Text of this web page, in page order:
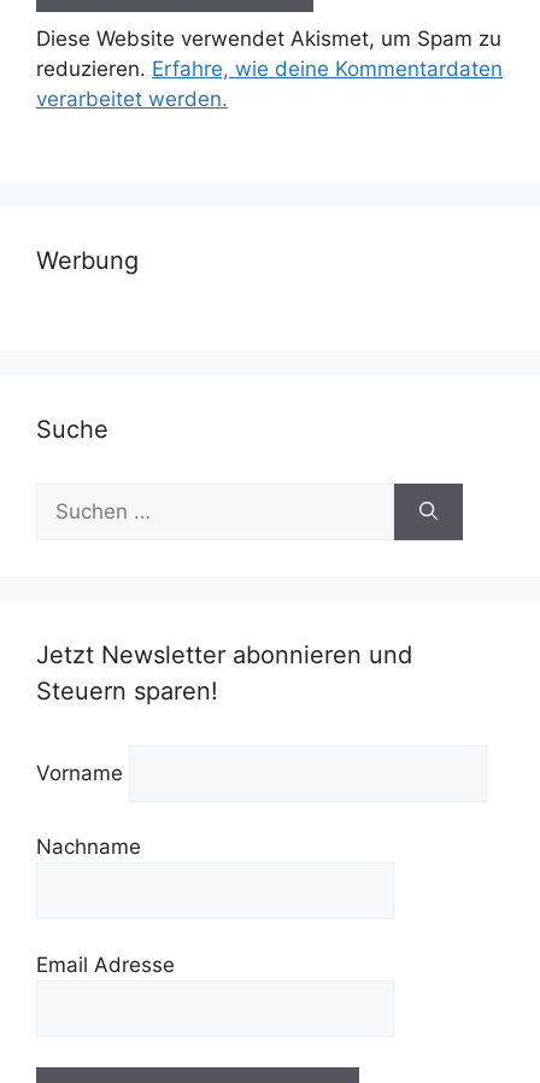
Diese Website verwendet Akismet, um Spam zu
reduzieren. Erfahre, wie deine Kommentardaten
verarbeitet werden.
Werbung
Suche
nach:
Jetzt Newsletter abonnieren und
Steuern sparen!
Vorname
Nachname
Email Adresse